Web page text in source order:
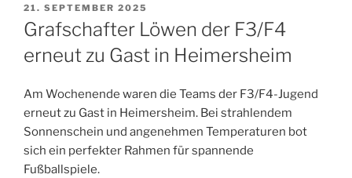
VERÖFFENTLICHT
AM
21. SEPTEMBER 2025
Grafschafter Löwen der F3/F4
erneut zu Gast in Heimersheim
Am Wochenende waren die Teams der F3/F4-Jugend
erneut zu Gast in Heimersheim. Bei strahlendem
Sonnenschein und angenehmen Temperaturen bot
sich ein perfekter Rahmen für spannende
Fußballspiele.